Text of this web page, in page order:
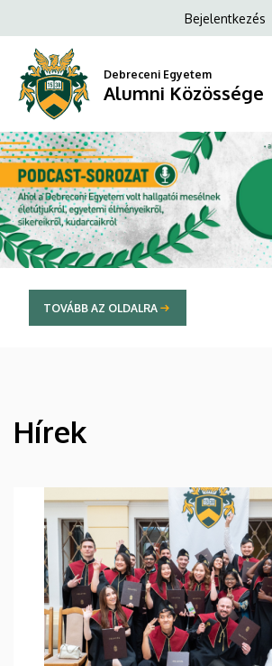
Közössége
Anonim
fiók
menüje
Bejelentkezés
Debreceni Egyetem
Alumni Közössége
DIAVETÍTÉS
TOVÁBB AZ OLDALRA
HÍREK
Hírek